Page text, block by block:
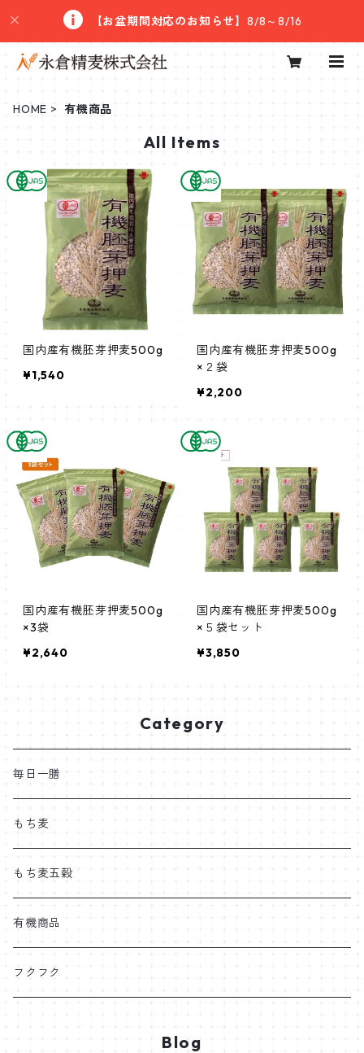
【お盆期間対応のお知らせ】 8/8～8/16
HOME 有機商品
All Items
国内産有機胚芽押麦500g
¥1,540
国内産有機胚芽押麦500g
×２袋
¥2,200
国内産有機胚芽押麦500g
×3袋
¥2,640
国内産有機胚芽押麦500g
×５袋セット
¥3,850
Category
毎日一膳
もち麦
もち麦五穀
有機商品
フクフク
Blog